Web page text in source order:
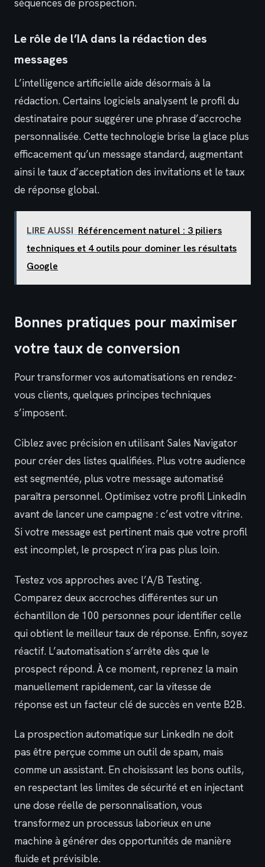
séquences de prospection.
Le rôle de l’IA dans la rédaction des
messages
L’intelligence artificielle aide désormais à la
rédaction. Certains logiciels analysent le profil du
destinataire pour suggérer une phrase d’accroche
personnalisée. Cette technologie brise la glace plus
efficacement qu’un message standard, augmentant
ainsi le taux d’acceptation des invitations et le taux
de réponse global.
LIRE AUSSI Référencement naturel : 3 piliers
techniques et 4 outils pour dominer les résultats
Google
Bonnes pratiques pour maximiser
votre taux de conversion
Pour transformer vos automatisations en rendez-
vous clients, quelques principes techniques
s’imposent.
Ciblez avec précision en utilisant Sales Navigator
pour créer des listes qualifiées. Plus votre audience
est segmentée, plus votre message automatisé
paraîtra personnel. Optimisez votre profil LinkedIn
avant de lancer une campagne : c’est votre vitrine.
Si votre message est pertinent mais que votre profil
est incomplet, le prospect n’ira pas plus loin.
Testez vos approches avec l’A/B Testing.
Comparez deux accroches différentes sur un
échantillon de 100 personnes pour identifier celle
qui obtient le meilleur taux de réponse. Enfin, soyez
réactif. L’automatisation s’arrête dès que le
prospect répond. À ce moment, reprenez la main
manuellement rapidement, car la vitesse de
réponse est un facteur clé de succès en vente B2B.
La prospection automatique sur LinkedIn ne doit
pas être perçue comme un outil de spam, mais
comme un assistant. En choisissant les bons outils,
en respectant les limites de sécurité et en injectant
une dose réelle de personnalisation, vous
transformez un processus laborieux en une
machine à générer des opportunités de manière
fluide et prévisible.